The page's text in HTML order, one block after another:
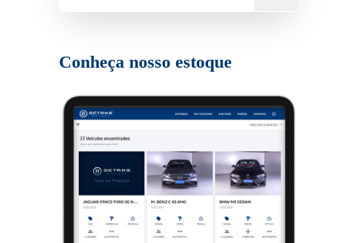
Conheça nosso estoque